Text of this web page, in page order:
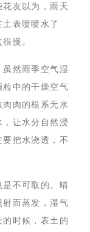
花友以为，雨天
表喷喷水了
慢。
然雨季空气湿
粒中的干燥空气
肉的根系无水
让水分自然浸
把水浇透，不
是不可取的。晴
而蒸发，湿气
时候，表土的